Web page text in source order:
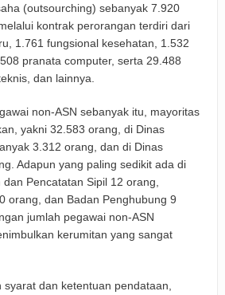
(outsourching) sebanyak 7.920
kontrak perorangan terdiri dari
1.761 fungsional kesehatan, 1.532
pranata computer, serta 29.488
dan lainnya.
non-ASN sebanyak itu, mayoritas
yakni 32.583 orang, di Dinas
3.312 orang, dan di Dinas
Adapun yang paling sedikit ada di
Pencatatan Sipil 12 orang,
orang, dan Badan Penghubung 9
jumlah pegawai non-ASN
kerumitan yang sangat
dan ketentuan pendataan,